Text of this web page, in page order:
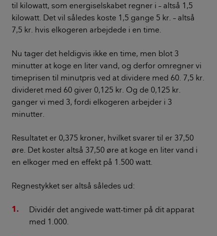
til kilowatt, som energiselskabet regner i – altså 1,5
kilowatt. Det vil således koste 1,5 gange 5 kr. – altså
7,5 kr. hvis elkogeren arbejdede i en time.
Nu tager det heldigvis ikke en time, men blot 3
minutter at koge en liter vand, og derfor omregner vi
timeprisen til minutpris ved at dividere med 60. 7,5 kr.
divideret med 60 giver 0,125 kr. Og de 0,125 kr.
ganger vi med 3, fordi elkogeren arbejder i 3
minutter.
Resultatet er 0,375 kroner, hvilket svarer til er 37,50
øre. Det koster altså 37,50 øre at koge en liter vand i
en elkoger med en effekt på 1.500 watt.
Regnestykket ser altså således ud:
Dividér det angivede watt-timer på dit apparat
med 1.000.